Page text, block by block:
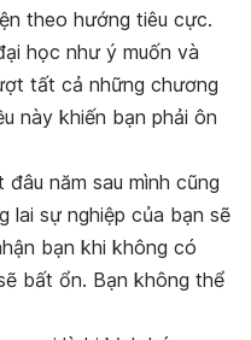
theo hướng tiêu cực.
học như ý muốn và
tất cả những chương
này khiến bạn phải ôn
năm sau mình cũng
lai sự nghiệp của bạn sẽ
bạn khi không có
bất ổn. Bạn không thể